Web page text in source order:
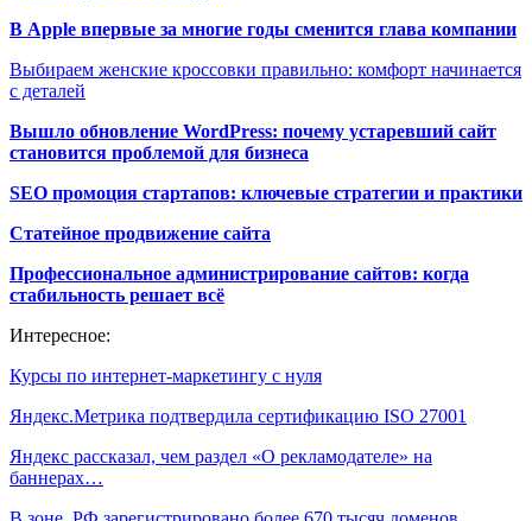
В Apple впервые за многие годы сменится глава компании
Выбираем женские кроссовки правильно: комфорт начинается
с деталей
Вышло обновление WordPress: почему устаревший сайт
становится проблемой для бизнеса
SEO промоция стартапов: ключевые стратегии и практики
Статейное продвижение сайта
Профессиональное администрирование сайтов: когда
стабильность решает всё
Интересное:
Курсы по интернет-маркетингу с нуля
Яндекс.Метрика подтвердила сертификацию ISO 27001
Яндекс рассказал, чем раздел «О рекламодателе» на
баннерах…